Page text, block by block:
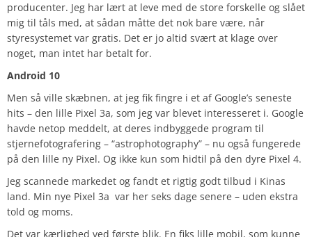
producenter. Jeg har lært at leve med de store forskelle og slået
mig til tåls med, at sådan måtte det nok bare være, når
styresystemet var gratis. Det er jo altid svært at klage over
noget, man intet har betalt for.
Android 10
Men så ville skæbnen, at jeg fik fingre i et af Google’s seneste
hits – den lille Pixel 3a, som jeg var blevet interesseret i. Google
havde netop meddelt, at deres indbyggede program til
stjernefotografering – “astrophotography” – nu også fungerede
på den lille ny Pixel. Og ikke kun som hidtil på den dyre Pixel 4.
Jeg scannede markedet og fandt et rigtig godt tilbud i Kinas
land. Min nye Pixel 3a var her seks dage senere – uden ekstra
told og moms.
Det var kærlighed ved første blik. En fiks lille mobil, som kunne